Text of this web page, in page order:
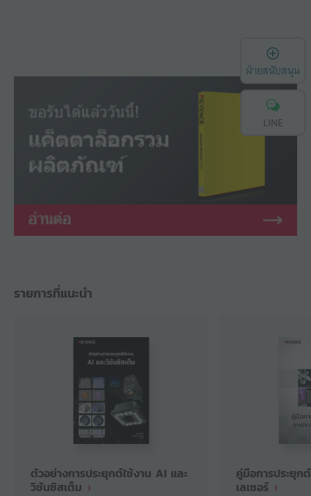
รายการที่แนะนำ
ตัวอย่างการประยุกต์ใช้งาน AI และ
วิชันซิสเต็ม
คู่มือการประยุก
เลเซอร์
ฝ่ายสนับสนุน
LINE